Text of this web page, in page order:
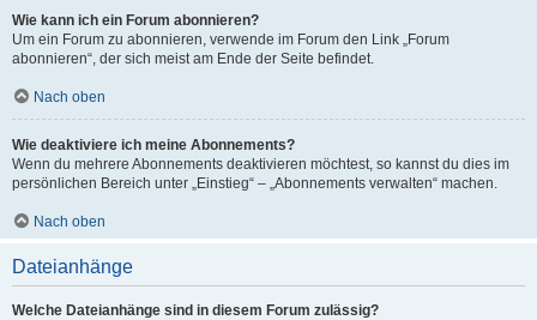
Wie kann ich ein Forum abonnieren?
Um ein Forum zu abonnieren, verwende im Forum den Link „Forum
abonnieren“, der sich meist am Ende der Seite befindet.
Nach oben
Wie deaktiviere ich meine Abonnements?
Wenn du mehrere Abonnements deaktivieren möchtest, so kannst du dies im
persönlichen Bereich unter „Einstieg“ – „Abonnements verwalten“ machen.
Nach oben
Dateianhänge
Welche Dateianhänge sind in diesem Forum zulässig?